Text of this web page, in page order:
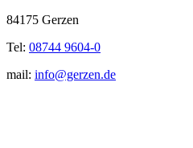
84175 Gerzen
Tel: 08744 9604-0
mail: info@gerzen.de